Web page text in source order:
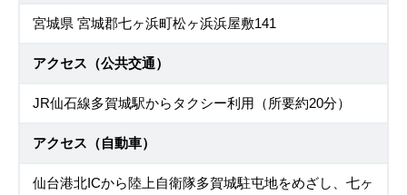
宮城県 宮城郡七ヶ浜町松ヶ浜浜屋敷141
アクセス（公共交通）
JR仙石線多賀城駅からタクシー利用（所要約20分）
アクセス（自動車）
仙台港北ICから陸上自衛隊多賀城駐屯地をめざし、七ヶ